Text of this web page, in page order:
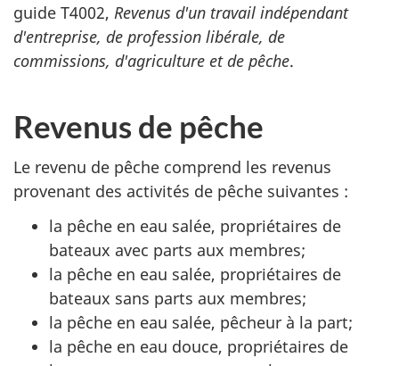
guide T4002, Revenus d'un travail indépendant
d'entreprise, de profession libérale, de
commissions, d'agriculture et de pêche.
Revenus de pêche
Le revenu de pêche comprend les revenus
provenant des activités de pêche suivantes :
la pêche en eau salée, propriétaires de
bateaux avec parts aux membres;
la pêche en eau salée, propriétaires de
bateaux sans parts aux membres;
la pêche en eau salée, pêcheur à la part;
la pêche en eau douce, propriétaires de